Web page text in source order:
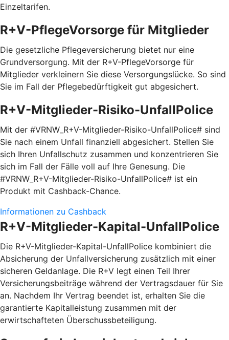
Einzel­tarifen.
R+V-PflegeVorsorge für Mitglieder
Die gesetzliche Pflegeversicherung bietet nur eine
Grundversorgung. Mit der R+V-PflegeVorsorge für
Mitglieder verkleinern Sie diese Versorgungslücke. So sind
Sie im Fall der Pflegebedürftigkeit gut abgesichert.
R+V-Mitglieder-Risiko-UnfallPolice
Mit der #VRNW_R+V-Mitglieder-Risiko-UnfallPolice# sind
Sie nach einem Unfall finanziell abgesichert. Stellen Sie
sich Ihren Unfallschutz zusammen und konzentrieren Sie
sich im Fall der Fälle voll auf Ihre Genesung. Die
#VRNW_R+V-Mitglieder-Risiko-UnfallPolice# ist ein
Produkt mit Cashback-Chance.
Informationen zu Cashback
R+V-Mitglieder-Kapital-UnfallPolice
Die R+V-Mitglieder-Kapital-UnfallPolice kombiniert die
Absicherung der Unfallversicherung zusätzlich mit einer
sicheren Geldanlage. Die R+V legt einen Teil Ihrer
Versicherungsbeiträge während der Vertragsdauer für Sie
an. Nachdem Ihr Vertrag beendet ist, erhalten Sie die
garantierte Kapitalleistung zusammen mit der
erwirtschafteten Überschussbeteiligung.